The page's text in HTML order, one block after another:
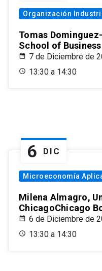
Organización
Tomas
School of Business
7 de Diciembre de
13:30 a 14:30
6 DIC
Microeconomía
Milena Almagro,
ChicagoChicago
6 de Diciembre de
13:30 a 14:30